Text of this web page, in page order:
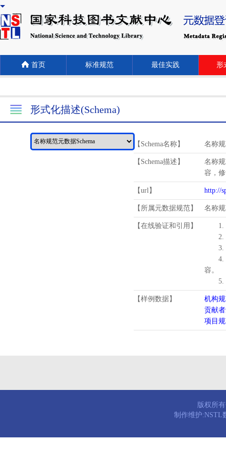
首页 标准规范 最佳实践 形
形式化描述(Schema)
【Schema名称】 名称规
【Schema描述】
名称
容，
【url】 http://
【所属元数据规范】 名称
【在线验证和引用】
1.
2.
3.
4.
容。
5.
【样例数据】
机构
贡献
项目
版权所
制作维护:NSTL